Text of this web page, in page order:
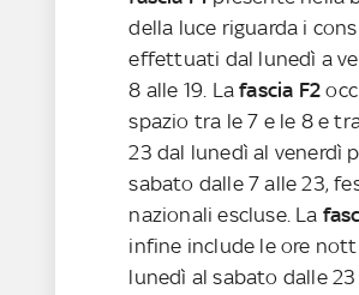
della luce riguarda i
effettuati dal lunedì a
8 alle 19. Lafascia F2
spazio tra le 7 e le 8 e
23 dal lunedì al venerdì
sabato dalle 7 alle 23,
nazionali escluse. La
infine include le ore
lunedì al sabato dalle 23